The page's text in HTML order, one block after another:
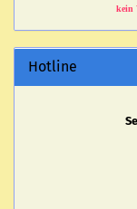
kein
Hotline